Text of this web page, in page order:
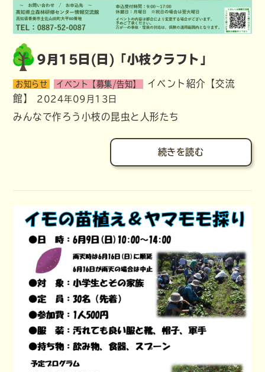
9月15日(日)「小枝クラフト」
お知らせ イベント【募集/告知】
イベント紹介【交流
館】
2024年09月13日
みんなで作ろう小枝の昆虫と人形たち
続きを読む